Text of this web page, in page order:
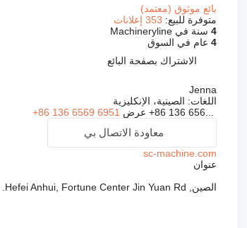
بائع موثوق (معتمد)
متوفرة للبيع: 353 إعلانات
4سنة في Machineryline
4عام في السوق
الاشتراك بصفحة البائع
Jenna
اللغات: الصينية، الإنكليزية
+86 136 656... عرض +86 136 6569 6951
معاودة الاتصال بي
sc-machine.com
عنوان
الصين, Hefei Anhui, Fortune Center Jin Yuan Rd.